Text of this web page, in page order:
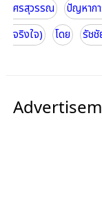
ศรสุวรรณ
ปัญหาก
จริงใจ)
โดย รัชชั